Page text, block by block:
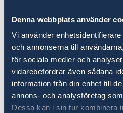
Denna webbplats använder
Vi använder
och annonserna till
för sociala medier och
vidarebefordrar även sådana
information från din enhet till
annons- och analysföretag
Dessa kan i sin tur kombinera
konfrontation med
fortsätta utgöra ett
säkerheten i Europa,
Ukraina. Vår uppgift är
motverka Rysslands
skada, inte minst genom
säger utrikesminister
Stenergard.